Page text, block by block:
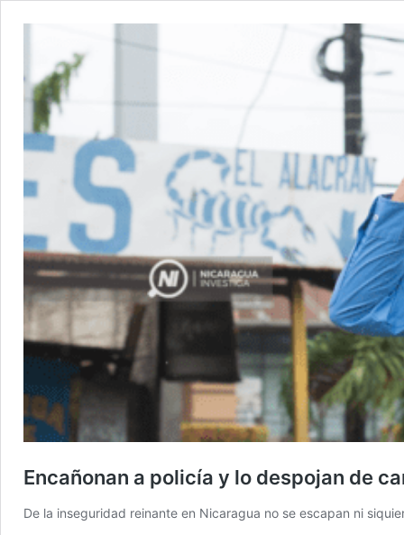
Encañonan a policía y lo despojan de
De la inseguridad reinante en Nicaragua no se escapan ni